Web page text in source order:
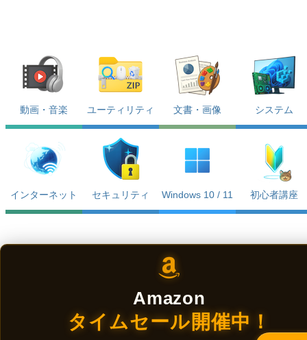
動画・音楽 ユーティリティ 文書・画像 システム
インターネット セキュリティ Windows 10 / 11 初心者講座
Amazon
タイムセール開催中！